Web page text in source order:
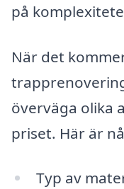
på
När det
överväga olika
priset. Här är
Typ av